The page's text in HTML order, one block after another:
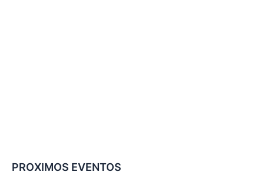
PROXIMOS EVENTOS